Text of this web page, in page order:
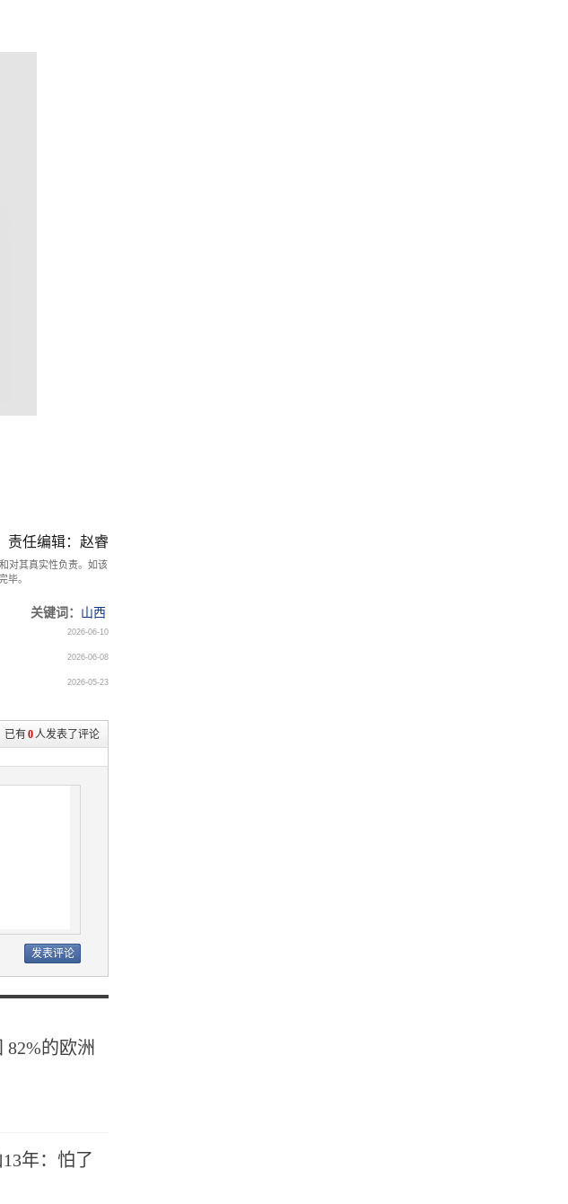
责任编辑：赵睿
对其真实性负责。如该
毕。
关键词： 山西
2026-06-10
2026-06-08
2026-05-23
已有0人发表了评论
82%的欧洲
年：怕了